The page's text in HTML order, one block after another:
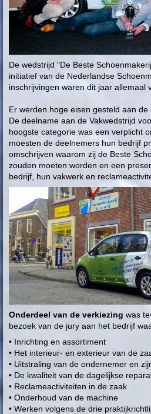
De wedstrijd "De Beste
initiatief van de Nederlandse
inschrijvingen waren dit jaar allemaal
Er werden hoge eisen gesteld aan de
De deelname aan de Vakwedstrijd
hoogste categorie was een verplicht
moesten de deelnemers hun bedrijf
omschrijven waarom zij de Beste
zouden moeten worden en een
bedrijf, hun vakwerk en
Onderdeel van de verkiezing was
bezoek van de jury aan het bedrijf
• Inrichting en assortiment
• Het interieur- en exterieur van de
• Uitstraling van de ondernemer en
• De kwaliteit van de dagelijkse
• Reclameactiviteiten in de zaak
• Onderhoud van de machine
• Werken volgens de drie